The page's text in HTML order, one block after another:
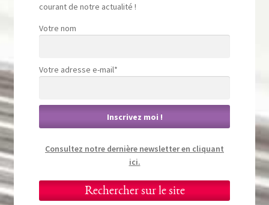
courant de notre actualité !
Votre nom
Votre adresse e-mail*
Consultez notre dernière newsletter en cliquant
ici.
Rechercher sur le site